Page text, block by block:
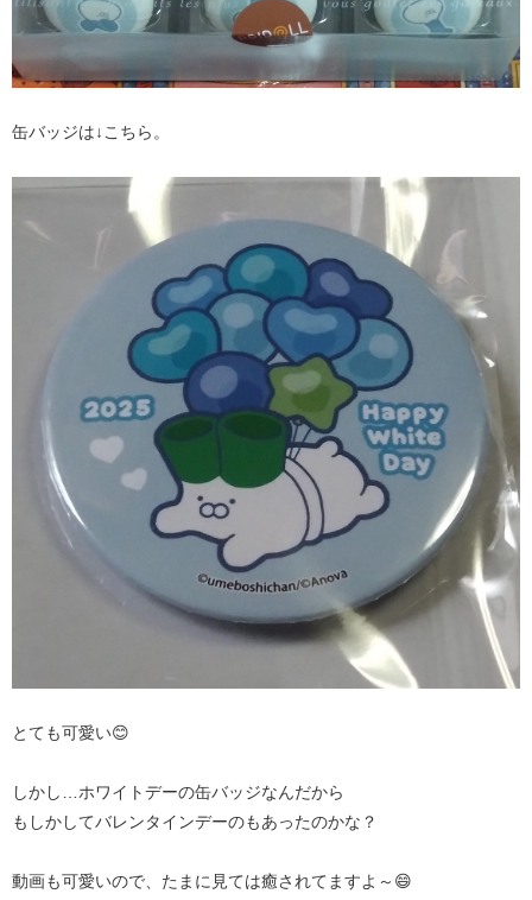
缶バッジは↓こちら。
とても可愛い😊
しかし…ホワイトデーの缶バッジなんだから
もしかしてバレンタインデーのもあったのかな？
動画も可愛いので、たまに見ては癒されてますよ～😄